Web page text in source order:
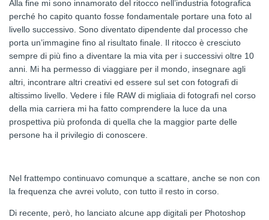
Alla fine mi sono innamorato del ritocco nell’industria fotografica
perché ho capito quanto fosse fondamentale portare una foto al
livello successivo. Sono diventato dipendente dal processo che
porta un’immagine fino al risultato finale. Il ritocco è cresciuto
sempre di più fino a diventare la mia vita per i successivi oltre 10
anni. Mi ha permesso di viaggiare per il mondo, insegnare agli
altri, incontrare altri creativi ed essere sul set con fotografi di
altissimo livello. Vedere i file RAW di migliaia di fotografi nel corso
della mia carriera mi ha fatto comprendere la luce da una
prospettiva più profonda di quella che la maggior parte delle
persone ha il privilegio di conoscere.
Nel frattempo continuavo comunque a scattare, anche se non con
la frequenza che avrei voluto, con tutto il resto in corso.
Di recente, però, ho lanciato alcune app digitali per Photoshop